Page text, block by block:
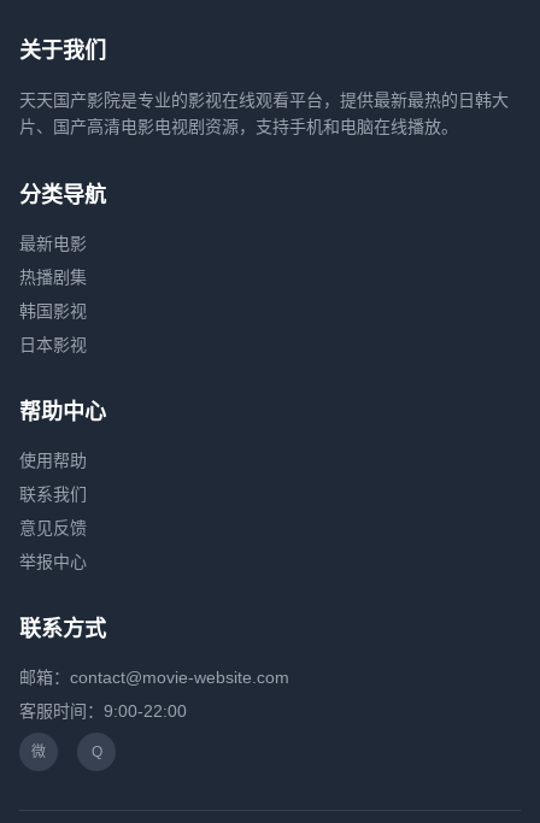
关于我们
天天国产影院是专业的影视在线观看平台，提供最新最热的日韩大
片、国产高清电影电视剧资源，支持手机和电脑在线播放。
分类导航
最新电影
热播剧集
韩国影视
日本影视
帮助中心
使用帮助
联系我们
意见反馈
举报中心
联系方式
邮箱：contact@movie-website.com
客服时间：9:00-22:00
微 Q